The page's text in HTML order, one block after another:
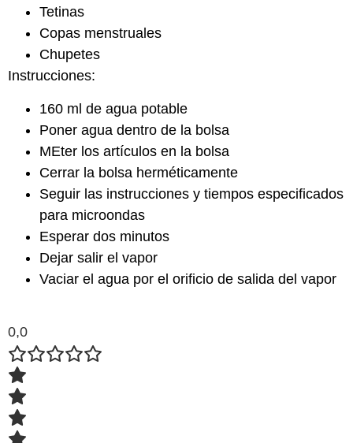
Tetinas
Copas menstruales
Chupetes
Instrucciones:
160 ml de agua potable
Poner agua dentro de la bolsa
MEter los artículos en la bolsa
Cerrar la bolsa herméticamente
Seguir las instrucciones y tiempos especificados
para microondas
Esperar dos minutos
Dejar salir el vapor
Vaciar el agua por el orificio de salida del vapor
0,0